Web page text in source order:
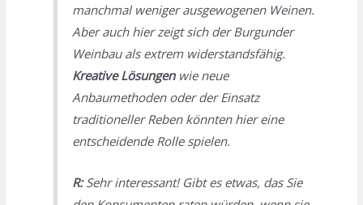
manchmal weniger ausgewogenen Weinen.
Aber auch hier zeigt sich der Burgunder
Weinbau als extrem widerstandsfähig.
Kreative Lösungenwie neue
Anbaumethoden oder der Einsatz
traditioneller Reben könnten hier eine
entscheidende Rolle spielen.
R:Sehr interessant! Gibt es etwas, das Sie